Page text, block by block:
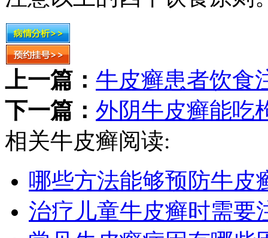
上一篇： 牛皮癣患者饮食
下一篇： 外阴牛皮癣能吃
相关牛皮癣阅读:
哪些方法能够预防牛皮
治疗儿童牛皮癣时需要